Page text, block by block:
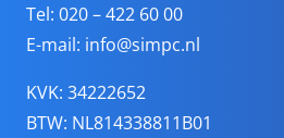
Tel: 020 – 422 60 00
E-mail: info@simpc.nl
KVK: 34222652
BTW: NL814338811B01